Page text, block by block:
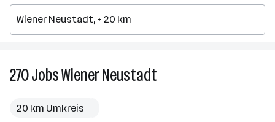
270JobsWiener Neustadt
20 km Umkreis